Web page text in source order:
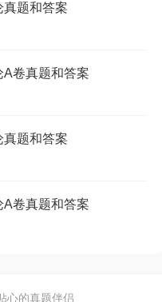
真题和答案
卷真题和答案
真题和答案
卷真题和答案
心的真题伴侣